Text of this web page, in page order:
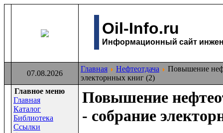
Oil-Info.ru
Информационный сайт
07.08.2026
Главная Нефтеотдача
Повышение
электорнных книг (2)
Главное меню
Главная
Каталог
Библиотека
Ссылки
Повышение
- собрание